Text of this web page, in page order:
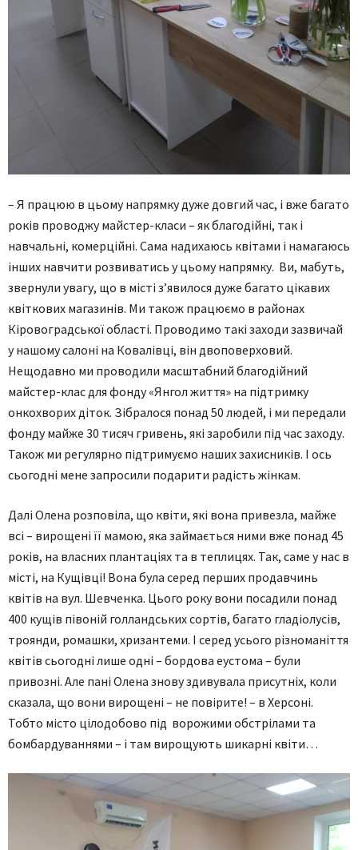
– Я працюю в цьому напрямку дуже довгий час, і вже багато
років проводжу майстер-класи – як благодійні, так і
навчальні, комерційні. Сама надихаюсь квітами і намагаюсь
інших навчити розвиватись у цьому напрямку. Ви, мабуть,
звернули увагу, що в місті з’явилося дуже багато цікавих
квіткових магазинів. Ми також працюємо в районах
Кіровоградської області. Проводимо такі заходи зазвичай
у нашому салоні на Ковалівці, він двоповерховий.
Нещодавно ми проводили масштабний благодійний
майстер-клас для фонду «Янгол життя» на підтримку
онкохворих діток. Зібралося понад 50 людей, і ми передали
фонду майже 30 тисяч гривень, які заробили під час заходу.
Також ми регулярно підтримуємо наших захисників. І ось
сьогодні мене запросили подарити радість жінкам.
Далі Олена розповіла, що квіти, які вона привезла, майже
всі – вирощені її мамою, яка займається ними вже понад 45
років, на власних плантаціях та в теплицях. Так, саме у нас в
місті, на Кущівці! Вона була серед перших продавчинь
квітів на вул. Шевченка. Цього року вони посадили понад
400 кущів півоній голландських сортів, багато гладіолусів,
троянди, ромашки, хризантеми. І серед усього різноманіття
квітів сьогодні лише одні – бордова еустома – були
привозні. Але пані Олена знову здивувала присутніх, коли
сказала, що вони вирощені – не повірите! – в Херсоні.
Тобто місто цілодобово під ворожими обстрілами та
бомбардуваннями – і там вирощують шикарні квіти…